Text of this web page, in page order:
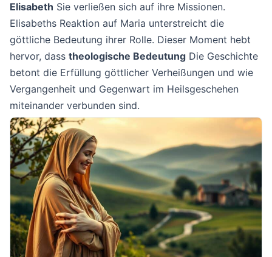
Elisabeth Sie verließen sich auf ihre Missionen.
Elisabeths Reaktion auf Maria unterstreicht die
göttliche Bedeutung ihrer Rolle. Dieser Moment hebt
hervor, dass theologische Bedeutung Die Geschichte
betont die Erfüllung göttlicher Verheißungen und wie
Vergangenheit und Gegenwart im Heilsgeschehen
miteinander verbunden sind.